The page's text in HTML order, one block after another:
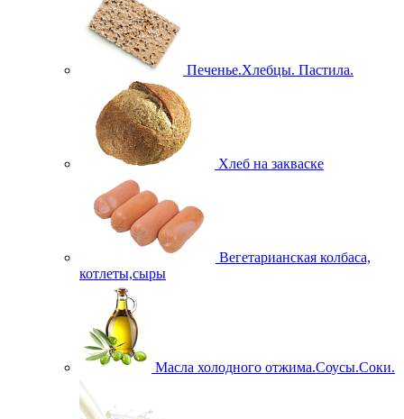
Печенье.Хлебцы. Пастила.
Хлеб на закваске
Вегетарианская колбаса,
котлеты,сыры
Масла холодного отжима.Соусы.Соки.